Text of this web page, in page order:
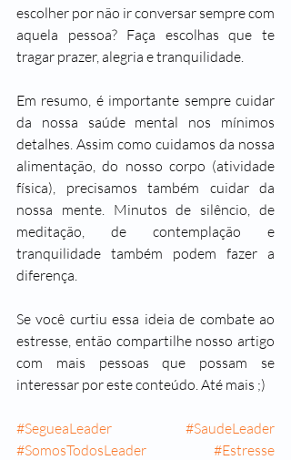
escolher por não ir conversar sempre com
aquela pessoa? Faça escolhas que te
tragar prazer, alegria e tranquilidade.
Em resumo, é importante sempre cuidar
da nossa saúde mental nos mínimos
detalhes. Assim como cuidamos da nossa
alimentação, do nosso corpo (atividade
física), precisamos também cuidar da
nossa mente. Minutos de silêncio, de
meditação, de contemplação e
tranquilidade também podem fazer a
diferença.
Se você curtiu essa ideia de combate ao
estresse, então compartilhe nosso artigo
com mais pessoas que possam se
interessar por este conteúdo. Até mais ;)
#SegueaLeader
#SaudeLeader
#SomosTodosLeader
#Estresse